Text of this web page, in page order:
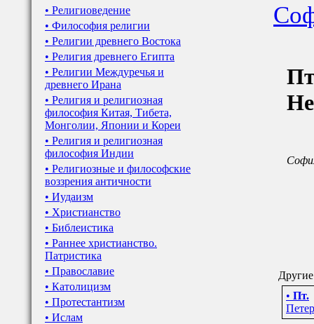
• Религиоведение
• Философия религии
• Религии древнего Востока
• Религия древнего Египта
• Религии Междуречья и
древнего Ирана
• Религия и религиозная
философия Китая, Тибета,
Монголии, Японии и Кореи
• Религия и религиозная
философия Индии
• Религиозные и философские
воззрения античности
• Иудаизм
• Христианство
• Библеистика
• Раннее христианство.
Патристика
• Православие
• Католицизм
• Протестантизм
• Ислам
• Пт.